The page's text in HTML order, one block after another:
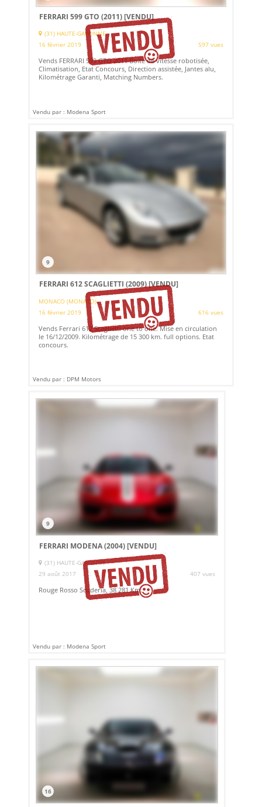
FERRARI 599 GTO (2011)[VENDU]
(31) HAUTE-GARONNE
16 février 2019
597 vues
Vends FERRARI 599 GTO 2011 Boite de vitesse robotisée,
Climatisation, Etat Concours, Direction assistée, Jantes alu,
Kilométrage Garanti, Matching Numbers.
Vendu par : Modena Sport
9
FERRARI 612 SCAGLIETTI (2009)[VENDU]
MONACO (MONACO)
16 février 2019
616 vues
Vends Ferrari 612 Scaglietti one to one. Mise en circulation
le 16/12/2009. Kilométrage de 15 300 km. full options. Etat
concours.
Vendu par : DPM Motors
9
FERRARI MODENA (2004)[VENDU]
(31) HAUTE-GARONNE
29 août 2017
407 vues
Rouge Rosso Scuderia, 38 281 Km.
Vendu par : Modena Sport
16